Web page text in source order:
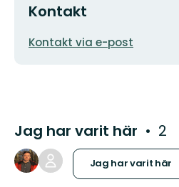
Kontakt
E-
Kontakt via e-post
Jag har varit här 2
Jag har varit här